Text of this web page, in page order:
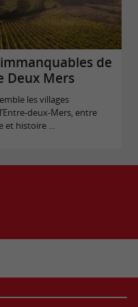
de
Deux Mers
les villages
deux-Mers, entre
et histoire ...